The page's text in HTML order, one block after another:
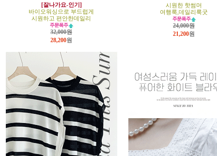
[잘나가요-인기]
바이오워싱으로 부드럽게
시원하고 편안한데일리
32,000원
28,200원
시원한 핫썸머
여행룩,데일리룩굿
24,000원
21,200원